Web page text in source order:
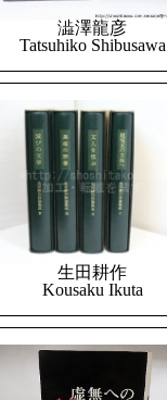
澁澤龍彦
Tatsuhiko Shibusawa
生田耕作
Kousaku Ikuta